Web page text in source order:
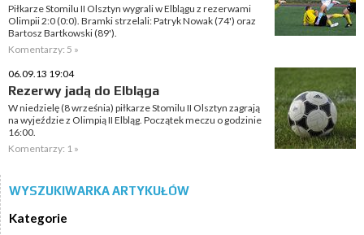
Piłkarze Stomilu II Olsztyn wygrali w Elblągu z rezerwami
Olimpii 2:0 (0:0). Bramki strzelali: Patryk Nowak (74') oraz
Bartosz Bartkowski (89').
Komentarzy: 5 »
06.09.13 19:04
Rezerwy jadą do Elbląga
W niedzielę (8 września) piłkarze Stomilu II Olsztyn zagrają
na wyjeździe z Olimpią II Elbląg. Początek meczu o godzinie
16:00.
Komentarzy: 1 »
WYSZUKIWARKA ARTYKUŁÓW
Kategorie